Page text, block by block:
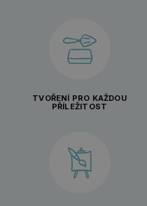
TVOŘENÍ PRO KAŽDOU
PŘÍLEŽITOST